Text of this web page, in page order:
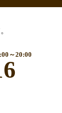
～20:00